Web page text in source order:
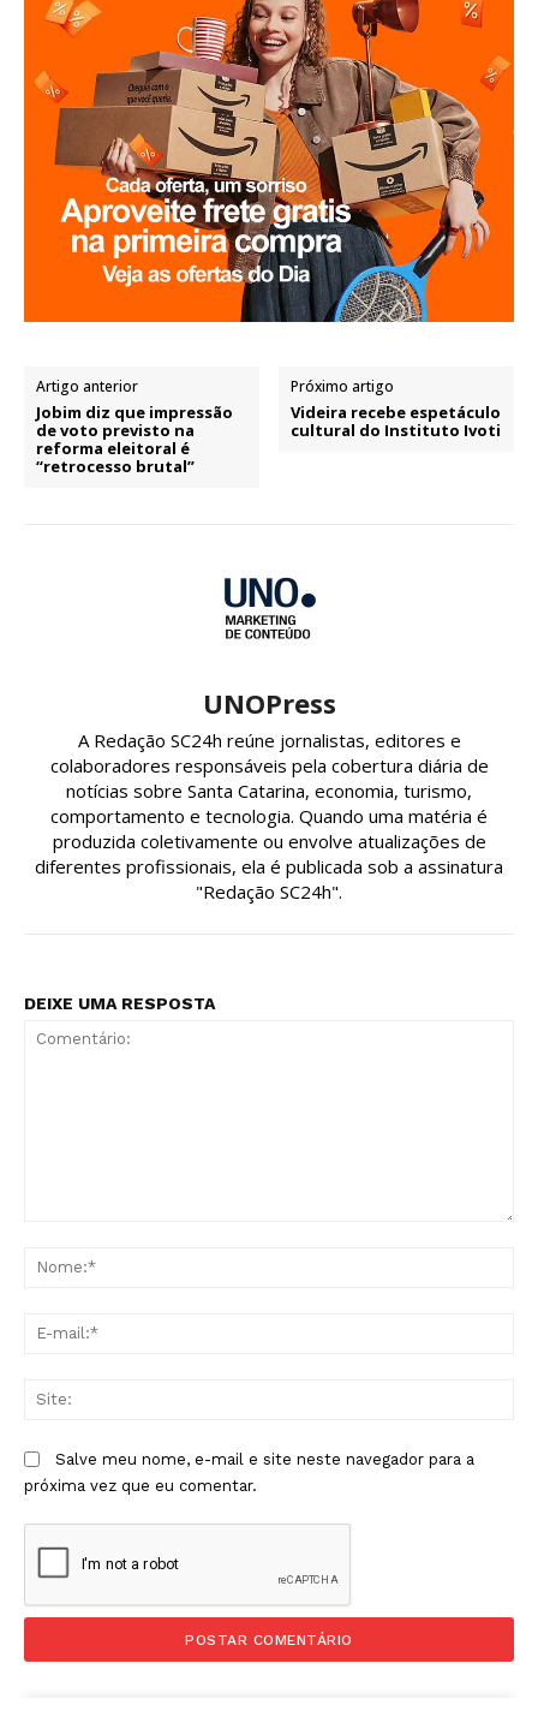
Artigo anterior
Jobim diz que impressão
de voto previsto na
reforma eleitoral é
“retrocesso brutal”
Próximo artigo
Videira recebe espetáculo
cultural do Instituto Ivoti
UNOPress
A Redação SC24h reúne jornalistas, editores e
colaboradores responsáveis pela cobertura diária de
notícias sobre Santa Catarina, economia, turismo,
comportamento e tecnologia. Quando uma matéria é
produzida coletivamente ou envolve atualizações de
diferentes profissionais, ela é publicada sob a assinatura
"Redação SC24h".
DEIXE UMA RESPOSTA
Salve meu nome, e-mail e site neste navegador para a
próxima vez que eu comentar.